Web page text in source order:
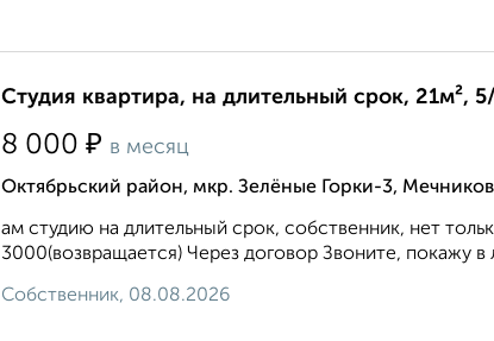
Студия квартира, на длительный срок, 21м²,
8 000 ₽ в месяц
Октябрьский район, мкр. Зелёные Горки-3,
ам студию на длительный срок, собственник, нет
3000(возвращается) Через договор Звоните, покажу
Собственник, 08.08.2026